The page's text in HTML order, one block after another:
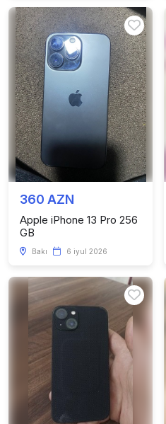
360 AZN
Apple iPhone 13 Pro 256
GB
Bakı 6 iyul 2026